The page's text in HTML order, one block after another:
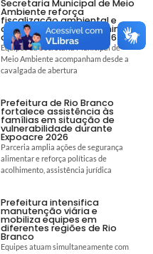
Secretaria Municipal de Meio
Ambiente reforça
fiscalização ambiental e
ações de bem-estar animal
durante a Expoacre 2026
Equipes da Secretaria Municipal de
Meio Ambiente acompanham desde a
cavalgada de abertura
Prefeitura de Rio Branco
fortalece assistência às
famílias em situação de
vulnerabilidade durante
Expoacre 2026
Parceria amplia ações de segurança
alimentar e reforça políticas de
acolhimento, assistência jurídica
Prefeitura intensifica
manutenção viária e
mobiliza equipes em
diferentes regiões de Rio
Branco
Equipes atuam simultaneamente com